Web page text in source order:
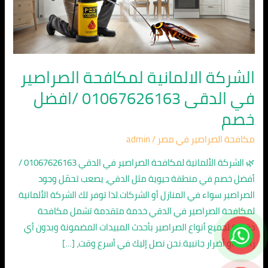
الشركة الالمانية لمكافحة الصراصير
في الدقى 01067626163 /افضل
خصم
مكافحة الصراصير في مصر /
admin
🌿 الشركة الألمانية لمكافحة الصراصير في الدقي 01067626163 /
أفضل خصم في منطقة حيوية مثل الدقي، يصعب تحمّل وجود
الصراصير سواء في المنازل أو الشركات.لذا توفر لك الشركة الألمانية
لمكافحة الصراصير في الدقي خدمة متقدمة تشمل مكافحة
دقيقة لجميع أنواع الصراصير بأحدث المبيدات المضمونة وبدون أي
رائحة أو أضرار جانبية.نحن نصل إليك في أسرع وقت، […]
الدقى
01067626163
/
افضل
خصم